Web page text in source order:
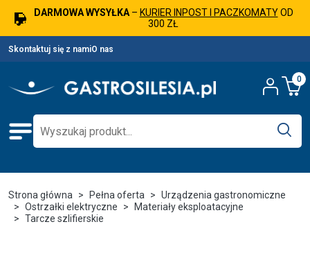
DARMOWA WYSYŁKA– KURIER INPOST I PACZKOMATYOD
300 ZŁ
Skontaktuj się z namiO nas
0
Strona główna Pełna oferta
Urządzenia gastronomiczne
Ostrzałki elektryczne
Materiały eksploatacyjne
Tarcze szlifierskie